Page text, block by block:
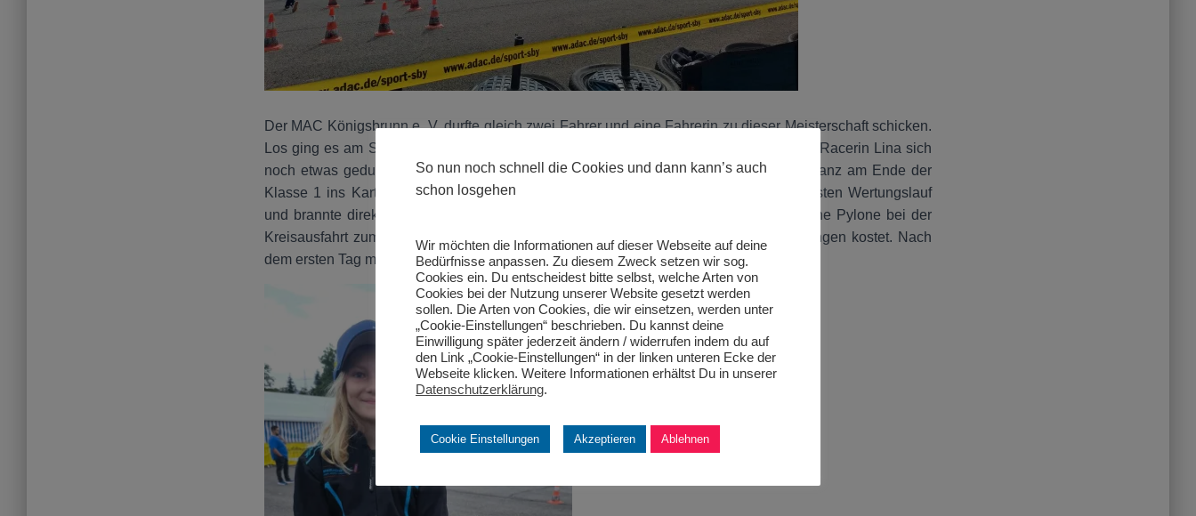
Der MAC Königsbrunn e. V. durfte gleich zwei Fahrer und eine Fahrerin zu dieser Meisterschaft schicken.
Los ging es am Samstag schon früh um 8:30 Uhr mit der Klasse 1, wo unsere jüngste Racerin Lina sich
noch etwas gedulden musste, da sie als best-qualifiziere Athletin in Schwaben erst ganz am Ende der
Klasse 1 ins Kart steigen durfte. Bravourös absolvierte sie ihren Trainingslauf und ersten Wertungslauf
und brannte direkt die zweitbeste Zeit in den Asphalt. Im 2. Lauf wurde ihr leider eine Pylone bei der
Kreisausfahrt zum Verhängnis, was auf diesem Leistungsniveau sofort viele Platzierungen kostet. Nach
dem ersten Tag musste sie sich mit dem Zwischenstand 6. Platz zufrieden geben.
So nun noch schnell die Cookies und dann kann’s auch
schon losgehen
Wir möchten die Informationen auf dieser Webseite auf deine
Bedürfnisse anpassen. Zu diesem Zweck setzen wir sog.
Cookies ein. Du entscheidest bitte selbst, welche Arten von
Cookies bei der Nutzung unserer Website gesetzt werden
sollen. Die Arten von Cookies, die wir einsetzen, werden unter
„Cookie-Einstellungen“ beschrieben. Du kannst deine
Einwilligung später jederzeit ändern / widerrufen indem du auf
den Link „Cookie-Einstellungen“ in der linken unteren Ecke der
Webseite klicken. Weitere Informationen erhältst Du in unserer
Datenschutzerklärung.
Cookie Einstellungen Akzeptieren Ablehnen